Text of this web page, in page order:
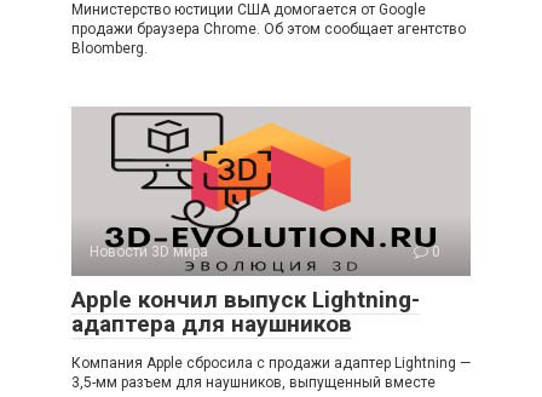
Министерство юстиции США домогается от Google
продажи браузера Chrome. Об этом сообщает агентство
Bloomberg.
Новости 3D мира 0
Apple кончил выпуск Lightning-
адаптера для наушников
Компания Apple сбросила с продажи адаптер Lightning —
3,5-мм разъем для наушников, выпущенный вместе